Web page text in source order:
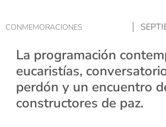
CONMEMORACIONES
La programación
eucaristías,
perdón y un encuentro
constructores de paz.